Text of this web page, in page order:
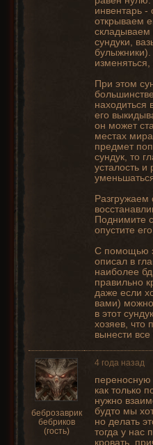
инвентарь -
открываем
складываем
сундуки,
булыжники).
При этом
находиться
его
он может
местах
предмет
сундук, то
усталость и
Разгружаем
Поднимите
опустите
С помощью
описал в
наиболее
правильно
даже если
вами)
в этот
хозяев, что
вынести
беброзаврик
бебриков
(гость)
4 года назад
переносную
как только
нужно
будто мы
но делать
тогда у нас
кровать,